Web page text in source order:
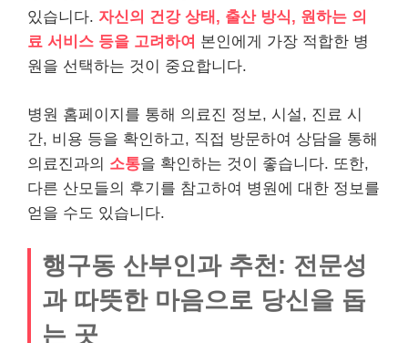
있습니다. 자신의 건강 상태, 출산 방식, 원하는 의
료 서비스 등을 고려하여 본인에게 가장 적합한 병
원을 선택하는 것이 중요합니다.
병원 홈페이지를 통해 의료진 정보, 시설, 진료 시
간, 비용 등을 확인하고, 직접 방문하여 상담을 통해
의료진과의 소통을 확인하는 것이 좋습니다. 또한,
다른 산모들의 후기를 참고하여 병원에 대한 정보를
얻을 수도 있습니다.
행구동 산부인과 추천: 전문성
과 따뜻한 마음으로 당신을 돕
는 곳